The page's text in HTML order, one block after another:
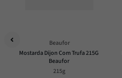
Beaufor
Mostarda Dijon Com Trufa 215G
Beaufor
215g